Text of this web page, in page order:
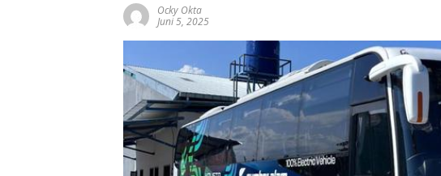
Ocky Okta
Juni 5, 2025